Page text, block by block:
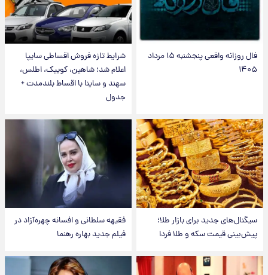
فال روزانه واقعی پنجشنبه ۱۵ مرداد
۱۴۰۵
شرایط تازه فروش اقساطی سایپا
اعلام شد؛ شاهین، کوییک، اطلس،
سهند و ساینا با اقساط بلندمدت +
جدول
سیگنال‌های جدید برای بازار طلا؛
پیش‌بینی قیمت سکه و طلا فردا
فقیهه سلطانی و افسانه چهره‌آزاد در
فیلم جدید بهاره رهنما